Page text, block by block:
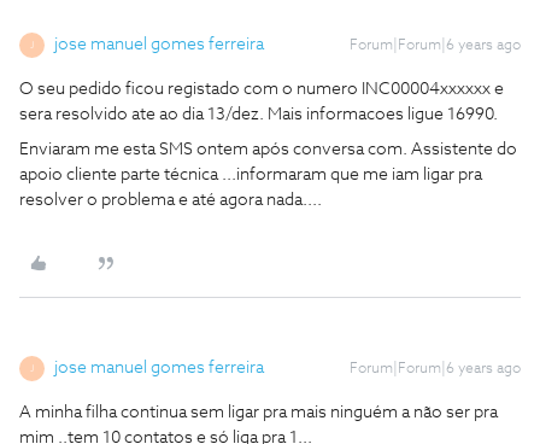
jose manuel gomes ferreira Forum|Forum|6 years ago
O seu pedido ficou registado com o numero INC00004xxxxxx e
sera resolvido ate ao dia 13/dez. Mais informacoes ligue 16990.
Enviaram me esta SMS ontem após conversa com. Assistente do
apoio cliente parte técnica ...informaram que me iam ligar pra
resolver o problema e até agora nada....
jose manuel gomes ferreira Forum|Forum|6 years ago
A minha filha continua sem ligar pra mais ninguém a não ser pra
mim ..tem 10 contatos e só liga pra 1...